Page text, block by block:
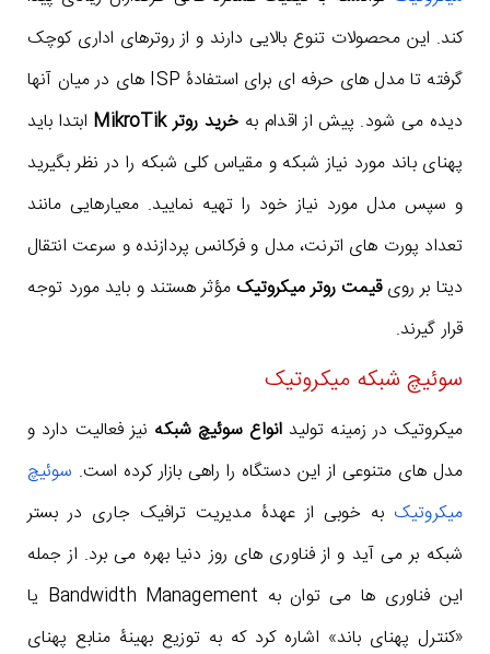
کند. این محصولات تنوع بالایی دارند و از روترهای اداری کوچک
گرفته تا مدل های حرفه ای برای استفادۀ ISP های در میان آنها
دیده می شود. پیش از اقدام به خرید روتر MikroTik
ابتدا باید
پهنای باند مورد نیاز شبکه و مقیاس کلی شبکه را در نظر بگیرید
و سپس مدل مورد نیاز خود را تهیه نمایید. معیارهایی مانند
تعداد پورت های اترنت، مدل و فرکانس پردازنده و سرعت انتقال
دیتا بر رویقیمت روتر میکروتیکمؤثر هستند و باید مورد توجه
قرار گیرند.
سوئیچ شبکه میکروتیک
میکروتیک در زمینه تولیدانواع سوئیچ شبکه نیز فعالیت دارد و
مدل های متنوعی از این دستگاه را راهی بازار کرده است. سوئیچ
میکروتیک به خوبی از عهدۀ مدیریت ترافیک جاری در بستر
شبکه بر می آید و از فناوری های روز دنیا بهره می برد. از جمله
این فناوری ها می توان به Bandwidth Management یا
«کنترل پهنای باند» اشاره کرد که به توزیع بهینۀ منابع پهنای